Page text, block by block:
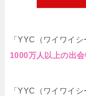
「YYC（ワイワイシ
1000万人以上の出
「YYC（ワイワイシ